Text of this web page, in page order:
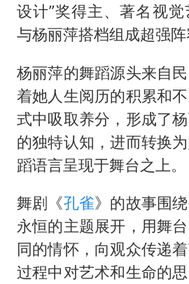
猫咪过火
BLG经理辟
设计”奖得主、著名视觉
与杨丽萍搭档组成超强阵
杨丽萍的舞蹈源头来自
着她人生阅历的积累和
式中吸取养分，形成了
的独特认知，进而转换
蹈语言呈现于舞台之上。
舞剧《孔雀》的故事围
永恒的主题展开，用舞
同的情怀，向观众传递
过程中对艺术和生命的